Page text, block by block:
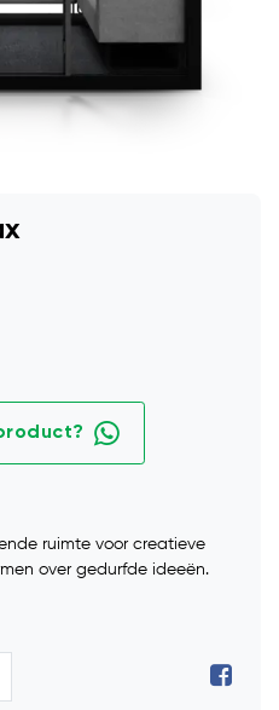
ruimte voor creatieve
over gedurfde ideeën.